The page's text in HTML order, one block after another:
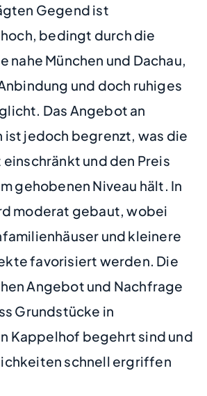
Gegend ist
bedingt durch die
nahe München und Dachau,
und doch ruhiges
Das Angebot an
ist jedoch begrenzt, was die
und den Preis
gehobenen Niveau hält. In
moderat gebaut, wobei
und kleinere
favorisiert werden. Die
Angebot und Nachfrage
Grundstücke in
Kappelhof begehrt sind und
schnell ergriffen